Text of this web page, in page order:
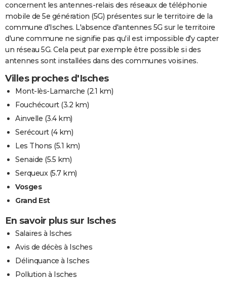
concernent les antennes-relais des réseaux de téléphonie
mobile de 5e génération (5G) présentes sur le territoire de la
commune d'Isches. L'absence d'antennes 5G sur le territoire
d'une commune ne signifie pas qu'il est impossible d'y capter
un réseau 5G. Cela peut par exemple être possible si des
antennes sont installées dans des communes voisines.
Villes proches d'Isches
Mont-lès-Lamarche (2.1 km)
Fouchécourt(3.2 km)
Ainvelle (3.4 km)
Serécourt(4 km)
Les Thons (5.1 km)
Senaide (5.5 km)
Serqueux(5.7 km)
Vosges
Grand Est
En savoir plus sur Isches
Salaires à Isches
Avis de décès à Isches
Délinquance à Isches
Pollution à Isches